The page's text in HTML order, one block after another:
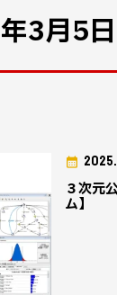
3月5
３次元
ム】